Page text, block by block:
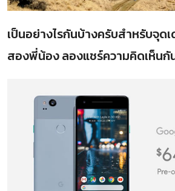
เป็นอย่างไรกันบ้างครับสำหรับจุด
สองพี่น้อง ลองแชร์ความคิดเห็นกั